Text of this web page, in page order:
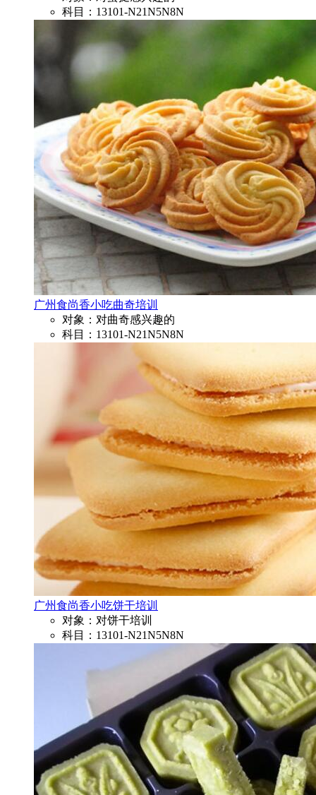
科目：13101-N21N5N8N
广州食尚香小吃曲奇培训
对象：对曲奇感兴趣的
科目：13101-N21N5N8N
广州食尚香小吃饼干培训
对象：对饼干培训
科目：13101-N21N5N8N